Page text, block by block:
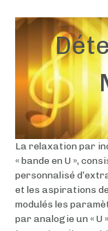
La relaxation par
« bande en U »,
personnalisé
et les aspirations
modulés les
par analogie un « U